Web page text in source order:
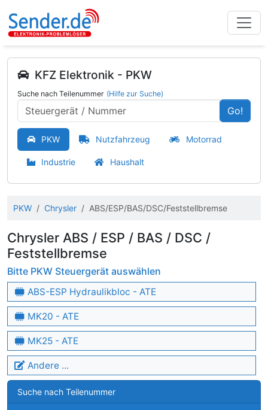
KFZ Elektronik - PKW
Suche nach Teilenummer (Hilfe zur Suche)
Go!
PKW Nutzfahrzeug Motorrad
Industrie Haushalt
PKW Chrysler ABS/ESP/BAS/DSC/Feststellbremse
Chrysler ABS / ESP / BAS / DSC /
Feststellbremse
Bitte PKW Steuergerät auswählen
ABS-ESP Hydraulikbloc - ATE
MK20 - ATE
MK25 - ATE
Andere ...
Suche nach Teilenummer